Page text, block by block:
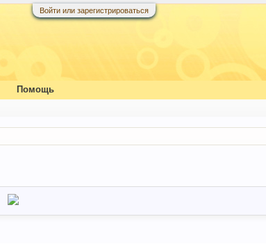
Войти или зарегистрироваться
Помощь